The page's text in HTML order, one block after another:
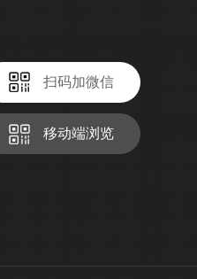
扫码加微信
移动端浏览